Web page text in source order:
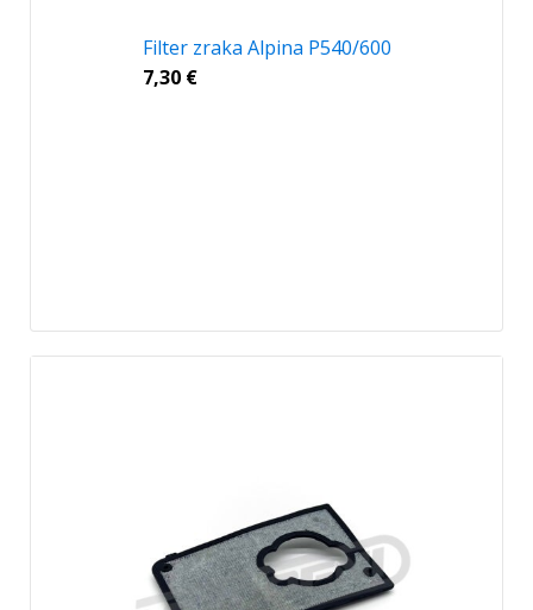
Filter zraka Alpina P540/600
7,30 €